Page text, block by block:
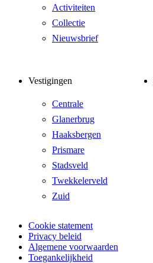
Activiteiten
Collectie
Nieuwsbrief
Vestigingen
Centrale
Glanerbrug
Haaksbergen
Prismare
Stadsveld
Twekkelerveld
Zuid
Cookie statement
Privacy beleid
Algemene voorwaarden
Toegankelijkheid